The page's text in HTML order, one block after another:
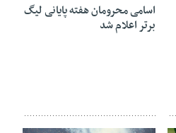
اسامی محرومان هفته پایانی لیگ
برتر اعلام شد